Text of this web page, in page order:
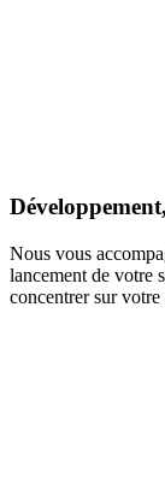
Nous vous
lancement de votre
concentrer sur